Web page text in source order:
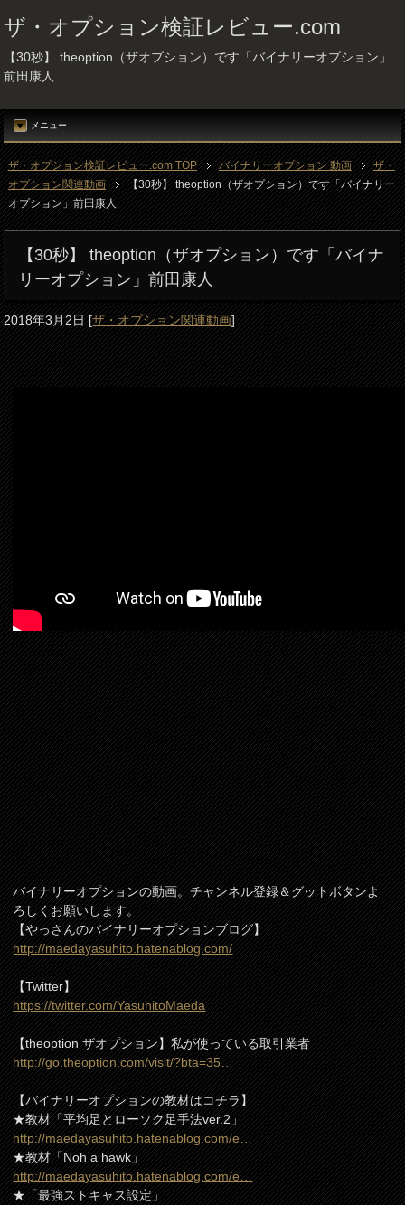
ザ・オプション検証レビュー.com
【30秒】 theoption（ザオプション）です「バイナリーオプション」
前田康人
メニュー
ザ・オプション検証レビュー.com TOP バイナリーオプション 動画
ザ・
オプション関連動画
【30秒】 theoption（ザオプション）です「バイナリー
オプション」前田康人
【30秒】 theoption（ザオプション）です「バイナ
リーオプション」前田康人
2018年3月2日[ザ・オプション関連動画]
バイナリーオプションの動画。チャンネル登録＆グットボタンよ
ろしくお願いします。
【やっさんのバイナリーオプションブログ】
http://maedayasuhito.hatenablog.com/
【Twitter】
https://twitter.com/YasuhitoMaeda
【theoption ザオプション】私が使っている取引業者
http://go.theoption.com/visit/?bta=35…
【バイナリーオプションの教材はコチラ】
★教材「平均足とローソク足手法ver.2」
http://maedayasuhito.hatenablog.com/e…
★教材「Noh a hawk」
http://maedayasuhito.hatenablog.com/e…
★「最強ストキャス設定」